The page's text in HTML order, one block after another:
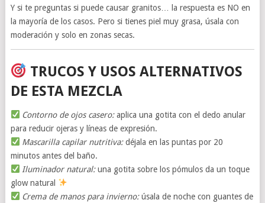
Y si te preguntas si puede causar granitos… la respuesta es NO en
la mayoría de los casos. Pero si tienes piel muy grasa, úsala con
moderación y solo en zonas secas.
TRUCOS Y USOS ALTERNATIVOS
DE ESTA MEZCLA
Contorno de ojos casero:aplica una gotita con el dedo anular
para reducir ojeras y líneas de expresión.
Mascarilla capilar nutritiva:déjala en las puntas por 20
minutos antes del baño.
Iluminador natural:una gotita sobre los pómulos da un toque
glow natural
Crema de manos para invierno:úsala de noche con guantes de